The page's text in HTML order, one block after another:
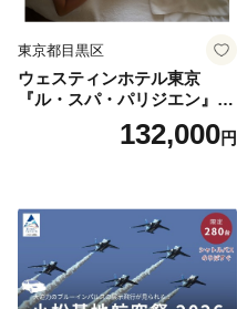
東京都目黒区
ウェスティンホテル東京
『ル・スパ・パリジエン』選
べるボディセラピー90分/1名
132,000円